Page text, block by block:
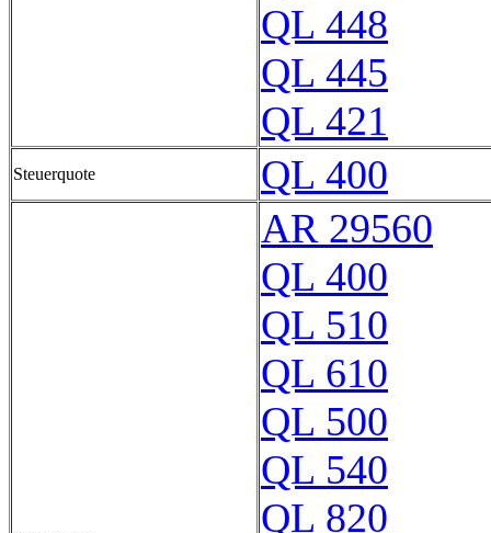
QL 448
QL 445
QL 421
Steuerquote QL 400
AR 29560
QL 400
QL 510
QL 610
QL 500
QL 540
QL 820